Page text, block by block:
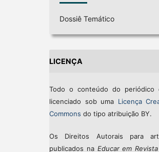
Dossiê Temático
LICENÇA
Todo o conteúdo do periódico
licenciado sob uma Licença
Commons do tipo atribuição BY.
Os Direitos Autorais para
publicados na Educar em Revista